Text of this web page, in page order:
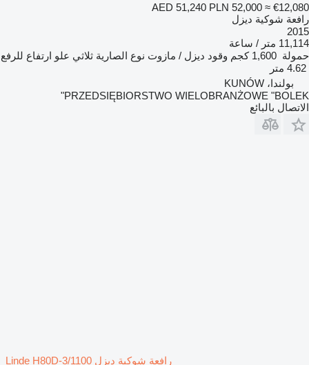
AED 51,240 PLN 52,000 ≈ €12,080
رافعة شوكية ديزل
2015
11,114 متر / ساعة
حمولة 1,600 كجم وقود ديزل / مازوت نوع الصارية ثلاثي علو ارتفاع للرفع
4.62 متر
بولندا، KUNÓW
PRZEDSIĘBIORSTWO WIELOBRANŻOWE "BOLEK"
الاتصال بالبائع
رافعة شوكية ديزل Linde H80D-3/1100